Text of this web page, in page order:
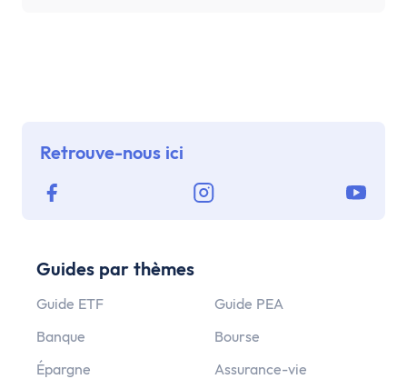
Retrouve-nous ici
Guides par thèmes
Guide ETF
Guide PEA
Banque
Bourse
Épargne
Assurance-vie